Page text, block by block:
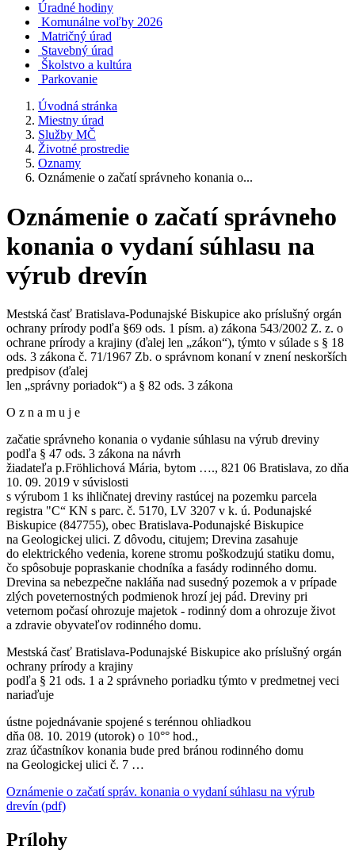
Úradné hodiny
Komunálne voľby 2026
Matričný úrad
Stavebný úrad
Školstvo a kultúra
Parkovanie
Úvodná stránka
Miestny úrad
Služby MČ
Životné prostredie
Oznamy
Oznámenie o začatí správneho konania o...
Oznámenie o začatí správneho
konania o vydaní súhlasu na
výrub drevín
Mestská časť Bratislava-Podunajské Biskupice ako príslušný orgán
ochrany prírody podľa §69 ods. 1 písm. a) zákona 543/2002 Z. z. o
ochrane prírody a krajiny (ďalej len „zákon“), týmto v súlade s § 18
ods. 3 zákona č. 71/1967 Zb. o správnom konaní v znení neskorších
predpisov (ďalej
len „správny poriadok“) a § 82 ods. 3 zákona
O z n a m u j e
začatie správneho konania o vydanie súhlasu na výrub dreviny
podľa § 47 ods. 3 zákona na návrh
žiadateľa p.Fröhlichová Mária, bytom …., 821 06 Bratislava, zo dňa
10. 09. 2019 v súvislosti
s výrubom 1 ks ihličnatej dreviny rastúcej na pozemku parcela
registra "C“ KN s parc. č. 5170, LV 3207 v k. ú. Podunajské
Biskupice (847755), obec Bratislava-Podunajské Biskupice
na Geologickej ulici. Z dôvodu, citujem; Drevina zasahuje
do elektrického vedenia, korene stromu poškodzujú statiku domu,
čo spôsobuje popraskanie chodníka a fasády rodinného domu.
Drevina sa nebezpečne nakláňa nad susedný pozemok a v prípade
zlých poveternostných podmienok hrozí jej pád. Dreviny pri
veternom počasí ohrozuje majetok - rodinný dom a ohrozuje život
a zdravie obyvateľov rodinného domu.
Mestská časť Bratislava-Podunajské Biskupice ako príslušný orgán
ochrany prírody a krajiny
podľa § 21 ods. 1 a 2 správneho poriadku týmto v predmetnej veci
nariaďuje
ústne pojednávanie spojené s terénnou ohliadkou
dňa 08. 10. 2019 (utorok) o 10°° hod.,
zraz účastníkov konania bude pred bránou rodinného domu
na Geologickej ulici č. 7 …
Oznámenie o začatí správ. konania o vydaní súhlasu na výrub
drevín (pdf)
Prílohy